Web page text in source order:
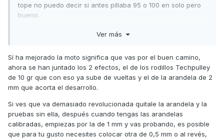
tope no puedo decir si antes pillaba 95 o 100 en solo pero
bueno.
De todos modos la moto a mejorado mucho lo unico es que
imagino.
El aceite que lleva es el de Kymco el works me recomendais
cambiarlo por un motul ?
Ver más
Sí ha mejorado la moto significa que vas por el buen camino,
ahora se han juntado los 2 efectos, el de los rodillos Techpulley
de 10 gr que con eso ya sube de vueltas y el de la arandela de 2
mm que acorta el desarrollo.
Si ves que va demasiado revolucionada quitale la arandela y la
pruebas sin ella, después cuando tengas las arandelas
calibradas, empiezas por la de 1 mm y vas probando, es posible
que para tu gusto necesites colocar otra de 0,5 mm o al revés,